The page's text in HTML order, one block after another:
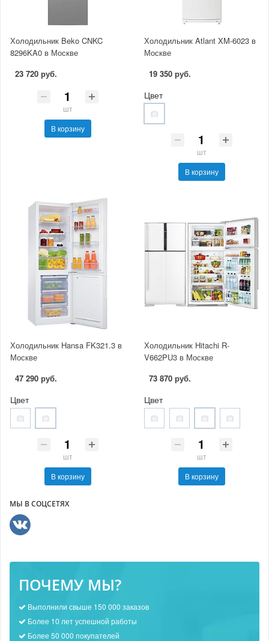
Холодильник Beko CNKC
8296KA0 в Москве
23 720 руб.
шт
В корзину
Холодильник Atlant XM-6023 в
Москве
19 350 руб.
Цвет
шт
В корзину
Холодильник Hansa FK321.3 в
Москве
47 290 руб.
Цвет
шт
В корзину
Холодильник Hitachi R-
V662PU3 в Москве
73 870 руб.
Цвет
шт
В корзину
МЫ В СОЦСЕТЯХ
ПОЧЕМУ МЫ?
Выполнили свыше 150 000 заказов
Более 10 лет успешной работы
Более 50 000 покупателей